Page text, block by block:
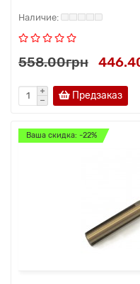
558.00грн
Предзаказ
Ваша скидка: -22%